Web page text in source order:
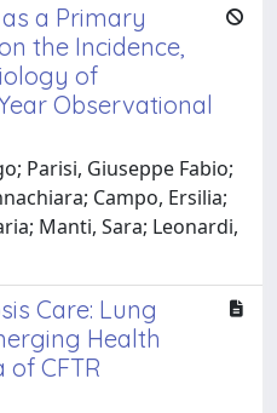
a Primary
the Incidence,
of
Observational
Parisi, Giuseppe Fabio;
Campo, Ersilia;
Manti, Sara; Leonardi,
Care: Lung
Health
of CFTR